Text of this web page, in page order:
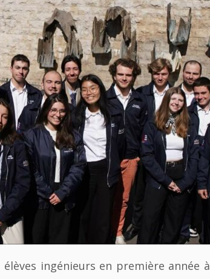
élèves ingénieurs en première année à